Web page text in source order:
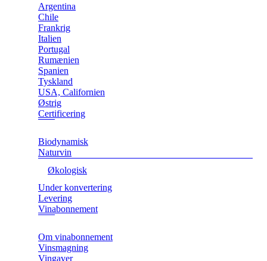
Argentina
Chile
Frankrig
Italien
Portugal
Rumænien
Spanien
Tyskland
USA, Californien
Østrig
Certificering
Biodynamisk
Naturvin
Økologisk
Under konvertering
Levering
Vinabonnement
Om vinabonnement
Vinsmagning
Vingaver